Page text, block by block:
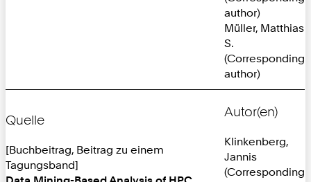
author)
Müller, Matthias
S.
(Corresponding
author)
Quelle
[Buchbeitrag, Beitrag zu einem
Tagungsband]
Autor(en)
Klinkenberg,
Jannis
(Corresponding